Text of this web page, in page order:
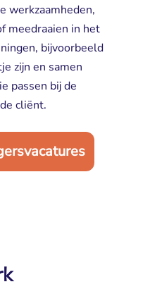
werkzaamheden,
meedraaien in het
bijvoorbeeld
zijn en samen
passen bij de
cliënt.